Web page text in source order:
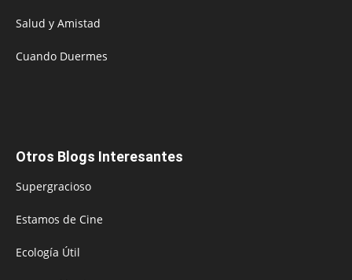
Salud y Amistad
Cuando Duermes
Otros Blogs Interesantes
Supergracioso
Estamos de Cine
Ecología Útil